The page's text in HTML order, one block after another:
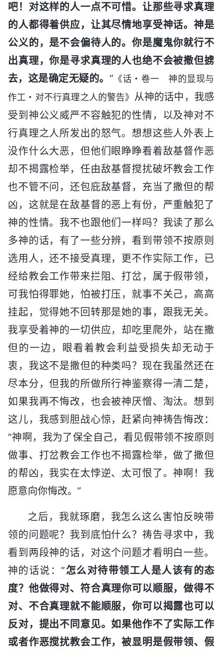
吧！对这样的人一点不可惜。让那些寻求真理
的人都得着供应，让其尽情地享受神话。神是
公义的，是不会偏待人的。你是魔鬼你就行不
出真理，你是寻求真理的人也绝不会被撒但掳
去，这是确定无疑的。 ” 《话・卷一 神的显现与
作工・对不行真理之人的警告》 从神的话中，我感
受到神公义威严不容触犯的性情，以及神对不
行真理之人所发出的怒气。想想这些人外表上
没作什么大恶，但他们眼睁睁看着敌基督作恶
却不揭露检举，任由敌基督搅扰破坏教会工作
也不管不问，还包庇敌基督，充当了撒但的帮
凶，这就是在敌基督的恶上有份，严重触犯了
神的性情。我不也跟他们一样吗？我读了那么
多神的话，有了一些分辨，看到带领不按原则
选用人，还不接受真理，更不作实际工作，已
经给教会工作带来拦阻、打岔，属于假带领，
可我怕得罪她，怕被打压，就事不关己，高高
挂起，觉得她不回转那是她的事，跟我无关。
我享受着神的一切供应，却吃里爬外，站在撒
但的一边，眼看着教会利益受损失却无动于
衷，我这不是撒但的种类吗？现在我虽然还在
尽本分，但我的所做所行神鉴察得一清二楚，
如果我再不悔改，也会被神厌憎、淘汰。想到
这儿，我感到胆战心惊，赶紧向神祷告悔改：
“神啊，我为了保全自己，看见假带领不按原则
做事、打岔教会工作也不揭露检举，做了撒但
的帮凶，我实在太悖逆、太可恨了。神啊！我
愿意向你悔改。”
之后，我就琢磨，我怎么这么害怕反映带
领的问题呢？我到底怕什么？祷告寻求中，我
看到两段神的话，对这个问题才看明白一些。
神的话说：“怎么对待带领工人是人该有的态
度？他做得对、符合真理你可以顺服，做得不
对、不合真理就不能顺服，你可以揭露也可以
反对，提出不同意见。如果他作不了实际工作
或者作恶搅扰教会工作，被显明是假带领、假